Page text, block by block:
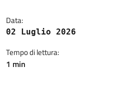
Data:
02 Luglio 2026
Tempo di lettura:
1 min